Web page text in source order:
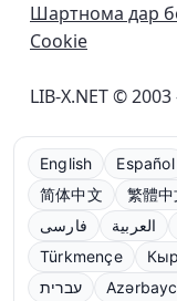
Шартнома дар
Cookie
LIB-X.NET © 2003
English Español
简体中文
繁體中
فارسی
العربية
Türkmençe
עברית